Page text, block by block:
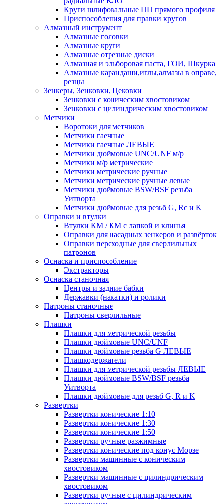
Круги шлифовальные ПП прямого профиля
Приспособления для правки кругов
Алмазный инструмент
Алмазные головки
Алмазные круги
Алмазные отрезные диски
Алмазная и эльборовая паста, ГОИ, Шкурка
Алмазные карандаши,иглы,алмазы в оправе,
резцы
Зенкеры, Зенковки, Цековки
Зенковки с коническим хвостовиком
Зенковки с цилиндрическим хвостовиком
Метчики
Воротоки для метчиков
Метчики гаечные
Метчики гаечные ЛЕВЫЕ
Метчики дюймовые UNC/UNF м/р
Метчики м/р метрические
Метчики метрические ручные
Метчики метрические ручные левые
Метчики дюймовые BSW/BSF резьба
Уитворта
Метчики дюймовые для резьб G, Rc и K
Оправки и втулки
Втулки КМ / КМ с лапкой и клинья
Оправки для насадных зенкеров и развёрток
Оправки переходные для сверлильных
патронов
Оснаска и приспособление
Экстракторы
Оснаска станочная
Центры и задние бабки
Державки (накатки) и ролики
Патроны станочные
Патроны сверлильные
Плашки
Плашки для метрической резьбы
Плашки дюймовые UNC/UNF
Плашки дюймовые резьба G ЛЕВЫЕ
Плашкодержатели
Плашки для метрической резьбы ЛЕВЫЕ
Плашки дюймовые BSW/BSF резьба
Уитворта
Плашки дюймовые для резьб G, R и K
Развертки
Развертки конические 1:10
Развертки конические 1:30
Развертки конические 1:50
Развертки ручные разжимные
Развертки конические под конус Морзе
Развертки машинные с коническим
хвостовиком
Развертки машинные с цилиндрическим
хвостовиком
Развертки ручные с цилиндрическим